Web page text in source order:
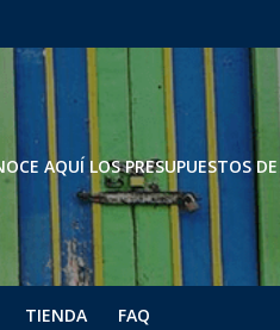
AQUÍ LOS PRESUPUESTOS DE
TIENDA FAQ